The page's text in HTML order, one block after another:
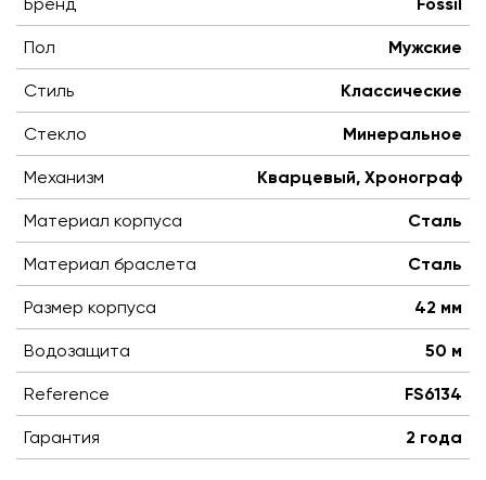
Пол Мужские
Стиль Классические
Стекло Минеральное
Механизм Кварцевый, Хронограф
Материал корпуса Сталь
Материал браслета Сталь
Размер корпуса 42 мм
Водозащита 50 м
Reference FS6134
Гарантия 2 года